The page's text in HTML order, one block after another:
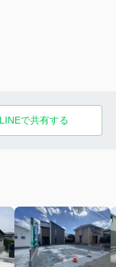
LINEで共有する